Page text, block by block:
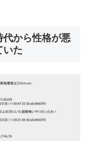
代から性格が悪
いた